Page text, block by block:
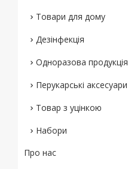
Товари для дому
Дезінфекція
Одноразова продукція
Перукарські аксесуари
Товар з уцінкою
Набори
Про нас